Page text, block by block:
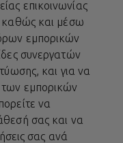
επικοινωνίας
καθώς και μέσω
εμπορικών
συνεργατών
και για να
εμπορικών
να
σας και να
σας ανά